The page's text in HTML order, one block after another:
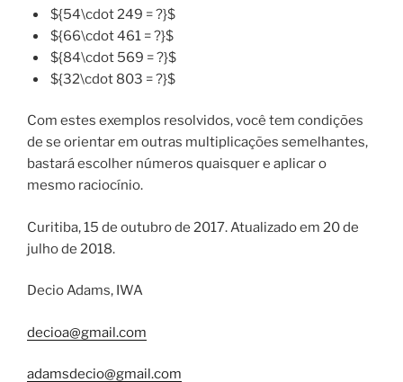
${54\cdot 249 = ?}$
${66\cdot 461 = ?}$
${84\cdot 569 = ?}$
${32\cdot 803 = ?}$
Com estes exemplos resolvidos, você tem condições
de se orientar em outras multiplicações semelhantes,
bastará escolher números quaisquer e aplicar o
mesmo raciocínio.
Curitiba, 15 de outubro de 2017. Atualizado em 20 de
julho de 2018.
Decio Adams, IWA
decioa@gmail.com
adamsdecio@gmail.com